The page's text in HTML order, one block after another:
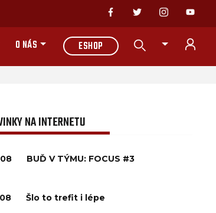
O NÁS ESHOP
NA INTERNETU
BUĎ V TÝMU: FOCUS #3
Šlo to trefit i lépe